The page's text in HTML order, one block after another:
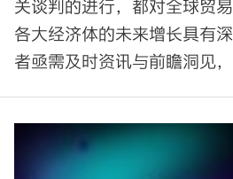
关谈判的进行，都对全球贸
各大经济体的未来增长具有
者亟需及时资讯与前瞻洞见